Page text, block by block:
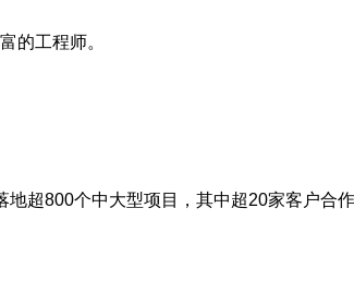
的工程师。
超800个中大型项目，其中超20家客户合